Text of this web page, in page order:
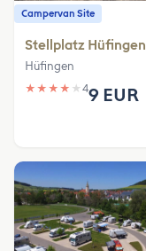
Campervan Site
Stellplatz Hüfingen
Hüfingen
★ ★ ★ ★ ★ 49 EUR